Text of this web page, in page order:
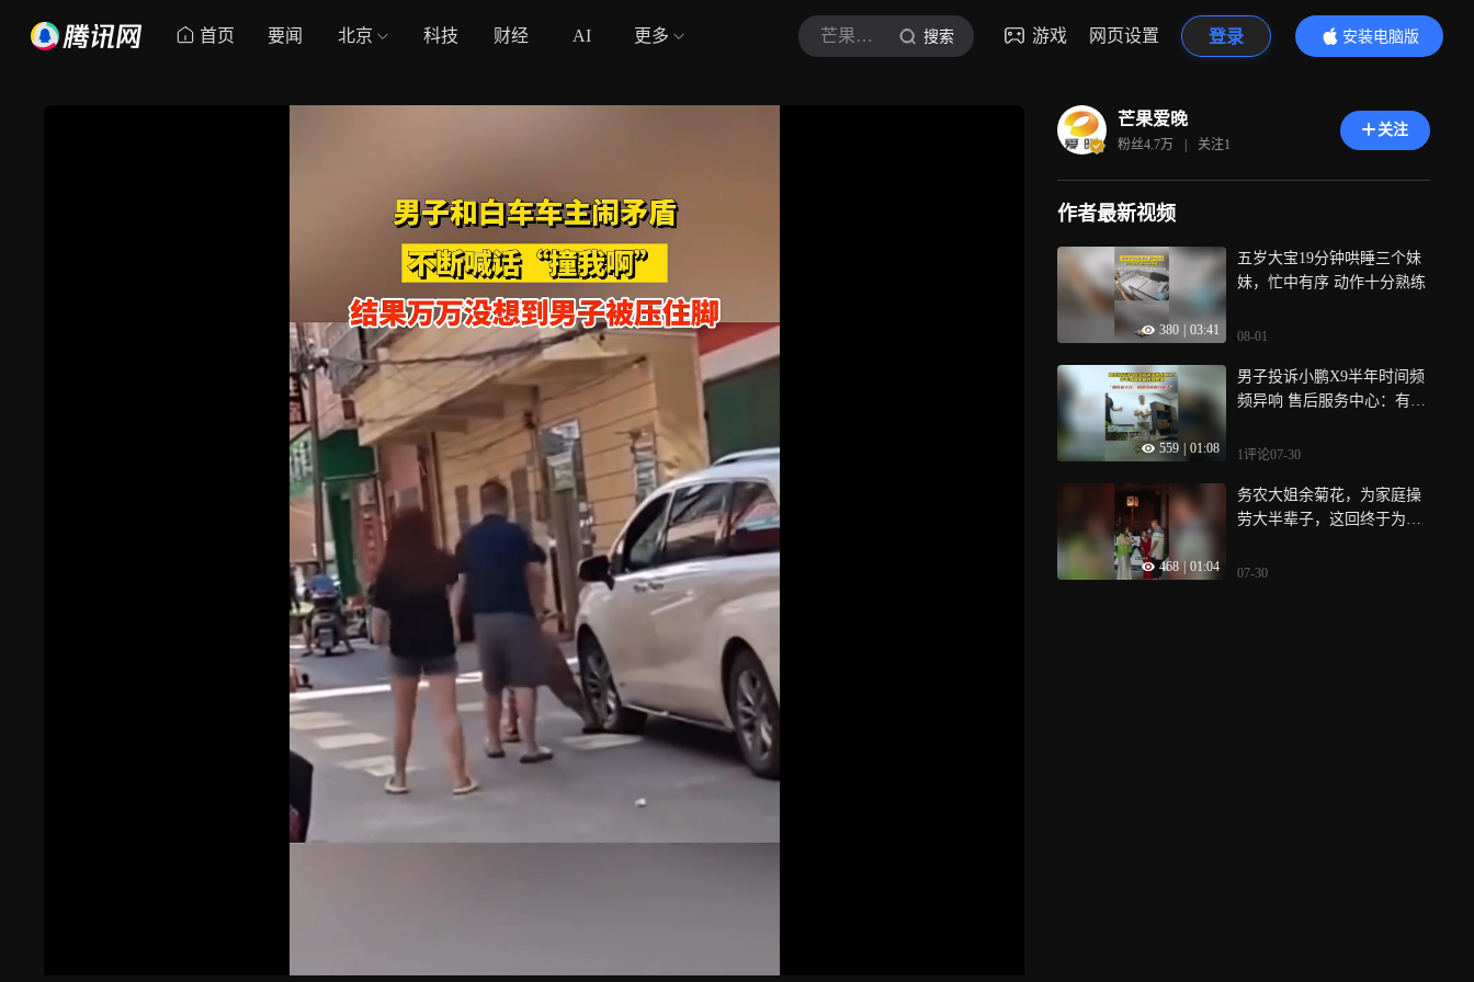
首页 要闻 北京 科技 财经 AI 更多 芒果爱晚 搜索 游戏 网页设置 登录
安装电脑版
内容更精彩
芒果爱晚
粉丝4.7万 | 关注1
关注
作者最新视频
380 03:41
五岁大宝19分钟哄睡三个妹
妹，忙中有序 动作十分熟练
08-01
559 01:08
男子投诉小鹏X9半年时间频
频异响 售后服务中心：有几
辆响的地方不一样了
1评论07-30
468 | 01:04
务农大姐余菊花，为家庭操
劳大半辈子，这回终于为自
“秀”了一把恩爱，羡煞旁人
07-30